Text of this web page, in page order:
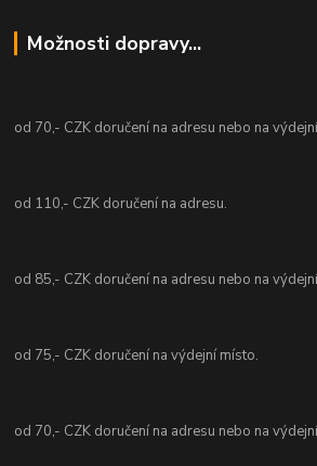
Možnosti dopravy...
od 70,- CZK doručení na adresu nebo na
od 110,- CZK doručení na adresu.
od 85,- CZK doručení na adresu nebo na
od 75,- CZK doručení na výdejní místo.
od 70,- CZK doručení na adresu nebo na